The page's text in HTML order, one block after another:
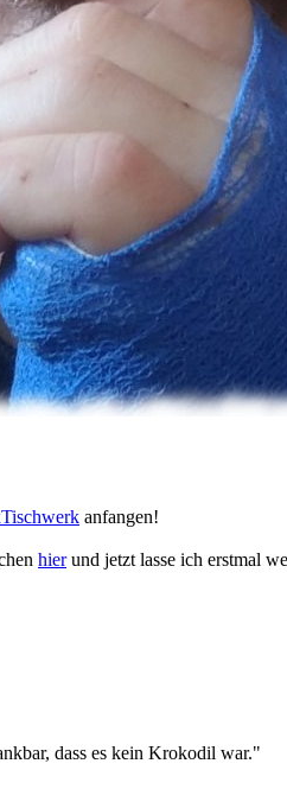
anfangen!
hierund jetzt lasse ich erstmal
dass es kein Krokodil war.